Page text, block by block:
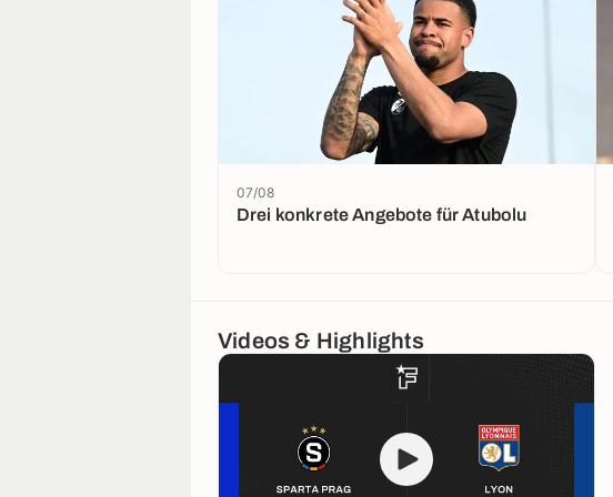
Drei konkrete Angebote für Atubolu
07/08
Videos & Highlights